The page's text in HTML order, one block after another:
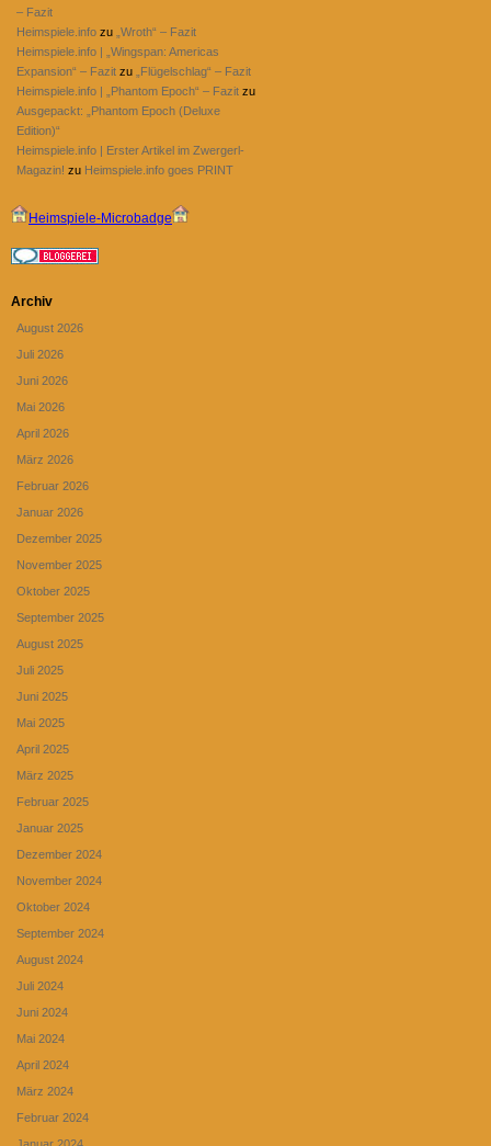
– Fazit
Heimspiele.info zu „Wroth“ – Fazit
Heimspiele.info | „Wingspan: Americas
Expansion“ – Fazit zu
„Flügelschlag“ – Fazit
Heimspiele.info | „Phantom Epoch“ – Fazit zu
Ausgepackt: „Phantom Epoch (Deluxe
Edition)“
Heimspiele.info | Erster Artikel im Zwergerl-
Magazin! zu Heimspiele.info goes PRINT
Heimspiele-Microbadge
Archiv
August 2026
Juli 2026
Juni 2026
Mai 2026
April 2026
März 2026
Februar 2026
Januar 2026
Dezember 2025
November 2025
Oktober 2025
September 2025
August 2025
Juli 2025
Juni 2025
Mai 2025
April 2025
März 2025
Februar 2025
Januar 2025
Dezember 2024
November 2024
Oktober 2024
September 2024
August 2024
Juli 2024
Juni 2024
Mai 2024
April 2024
März 2024
Februar 2024